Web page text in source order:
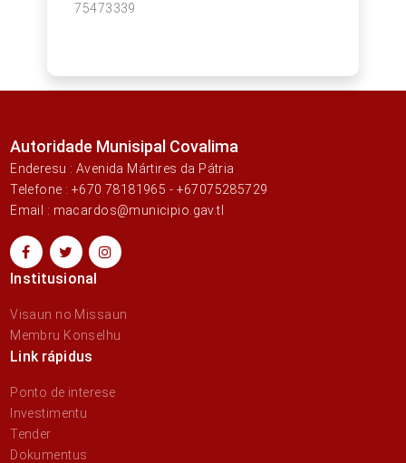
75473339
Autoridade Munisipal Covalima
Enderesu : Avenida Mártires da Pátria
Telefone : +670 78181965 - +67075285729
Email : macardos@municipio.gav.tl
Institusional
Visaun no Missaun
Membru Konselhu
Link rápidus
Ponto de interese
Investimentu
Tender
Dokumentus